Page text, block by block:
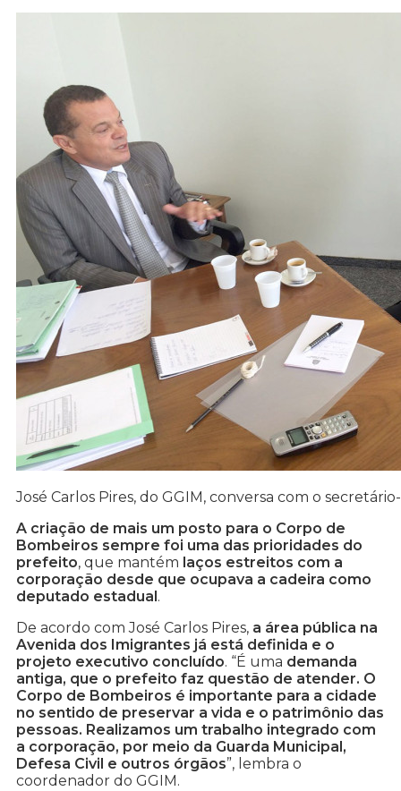
José Carlos Pires, do GGIM, conversa com o
A criação de mais um posto para o Corpo de
Bombeiros sempre foi uma das prioridades do
prefeito, que mantém laços estreitos com a
corporação desde que ocupava a cadeira como
deputado estadual.
De acordo com José Carlos Pires, a área pública na
Avenida dos Imigrantes já está definida e o
projeto executivo concluído. “É uma demanda
antiga, que o prefeito faz questão de atender. O
Corpo de Bombeiros é importante para a cidade
no sentido de preservar a vida e o patrimônio das
pessoas. Realizamos um trabalho integrado com
a corporação, por meio da Guarda Municipal,
Defesa Civil e outros órgãos”, lembra o
coordenador do GGIM.